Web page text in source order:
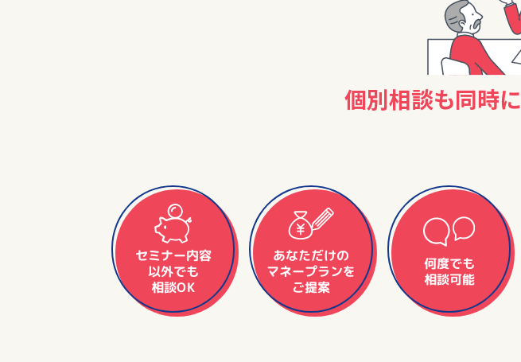
個別相談も同時に
セミナー内容
以外でも
相談OK
あなただけの
マネープランを
ご提案
何度でも
相談可能